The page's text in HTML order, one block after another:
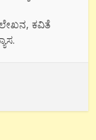
ಕವಿತೆ